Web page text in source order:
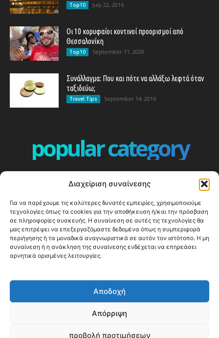
Διαχείριση συναίνεσης
Για να παρέχουμε τις καλύτερες δυνατές εμπειρίες, χρησιμοποιούμε
τεχνολογίες όπως τα cookies για την αποθήκευση ή/και την πρόσβαση
σε πληροφορίες συσκευής. Η συναίνεση σε αυτές τις τεχνολογίες θα
μας επιτρέψει να επεξεργαζόμαστε δεδομένα όπως η συμπεριφορά
περιήγησης ή τα μοναδικά αναγνωριστικά σε αυτόν τον ιστότοπο. Η μη
συναίνεση ή η ανάκληση της συναίνεσης ενδέχεται να επηρεάσει
αρνητικά ορισμένες λειτουργίες.
Αποδοχή
Απόρριψη
προβολή προτιμήσεων
Top10 July 22, 2016
Οι 10 κορυφαίοι κοντινοί προορισμοί από
Θεσσαλονίκη
Top10 September 11, 2020
Συνάλλαγμα: Που και πότε να αλλάξω λεφτά όταν
ταξιδεύω;
Travel Tips September 14, 2016
popular category
360
ΕΥΡΩΠΗ
332
ΚΟΣΜΟΣ - WORLD
328
Top10
303
Cool spots
ΝΗΣΙΑ
246
© Happy Traveller 2014-2025